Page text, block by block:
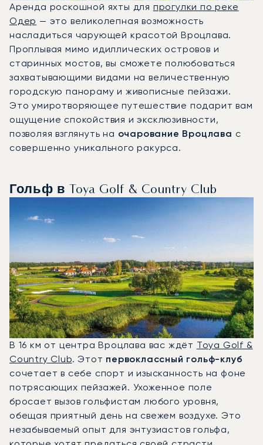
Аренда роскошной яхты для прогулки по реке
Одер — это великолепная возможность
насладиться чарующей красотой Вроцлава.
Проплывая мимо идиллических островов и
старинных мостов, вы сможете полюбоваться
захватывающими видами на величественную
городскую панораму и живописные пейзажи.
Это умиротворяющее путешествие подарит вам
ощущение спокойствия и эксклюзивности,
позволяя взглянуть на очарование Вроцлава с
совершенно уникального ракурса.
Гольф в Toya Golf & Country Club
В 16 км от центра Вроцлава вас ждёт Toya Golf &
Country Club. Этот первоклассный гольф-клуб
сочетает в себе спорт и изысканность на фоне
потрясающих пейзажей. Ухоженное поле
бросает вызов гольфистам любого уровня,
обещая приятный день на свежем воздухе. Это
незабываемый опыт для энтузиастов гольфа,